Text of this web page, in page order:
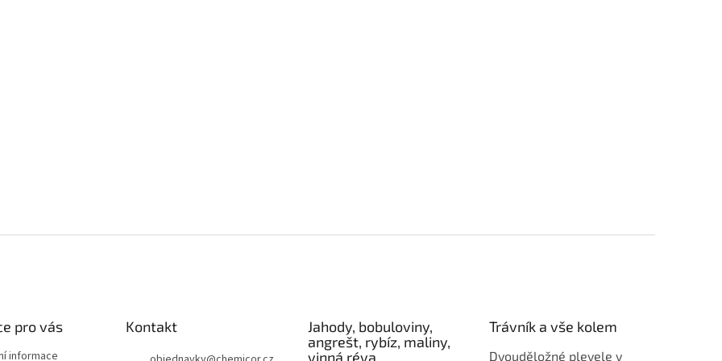
pro vás
informace
Kontakt
Jahody, bobuloviny,
angrešt, rybíz, maliny,
vinná réva
Trávník a vše kolem
Dvouděložné plevele v